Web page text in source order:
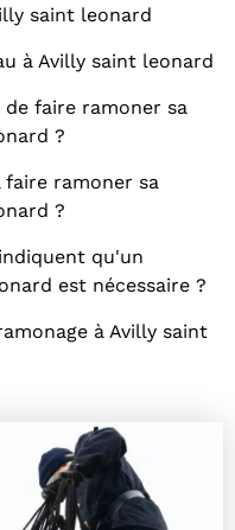
saint leonard
à Avilly saint leonard
faire ramoner sa
?
ramoner sa
?
qu'un
est nécessaire ?
à Avilly saint